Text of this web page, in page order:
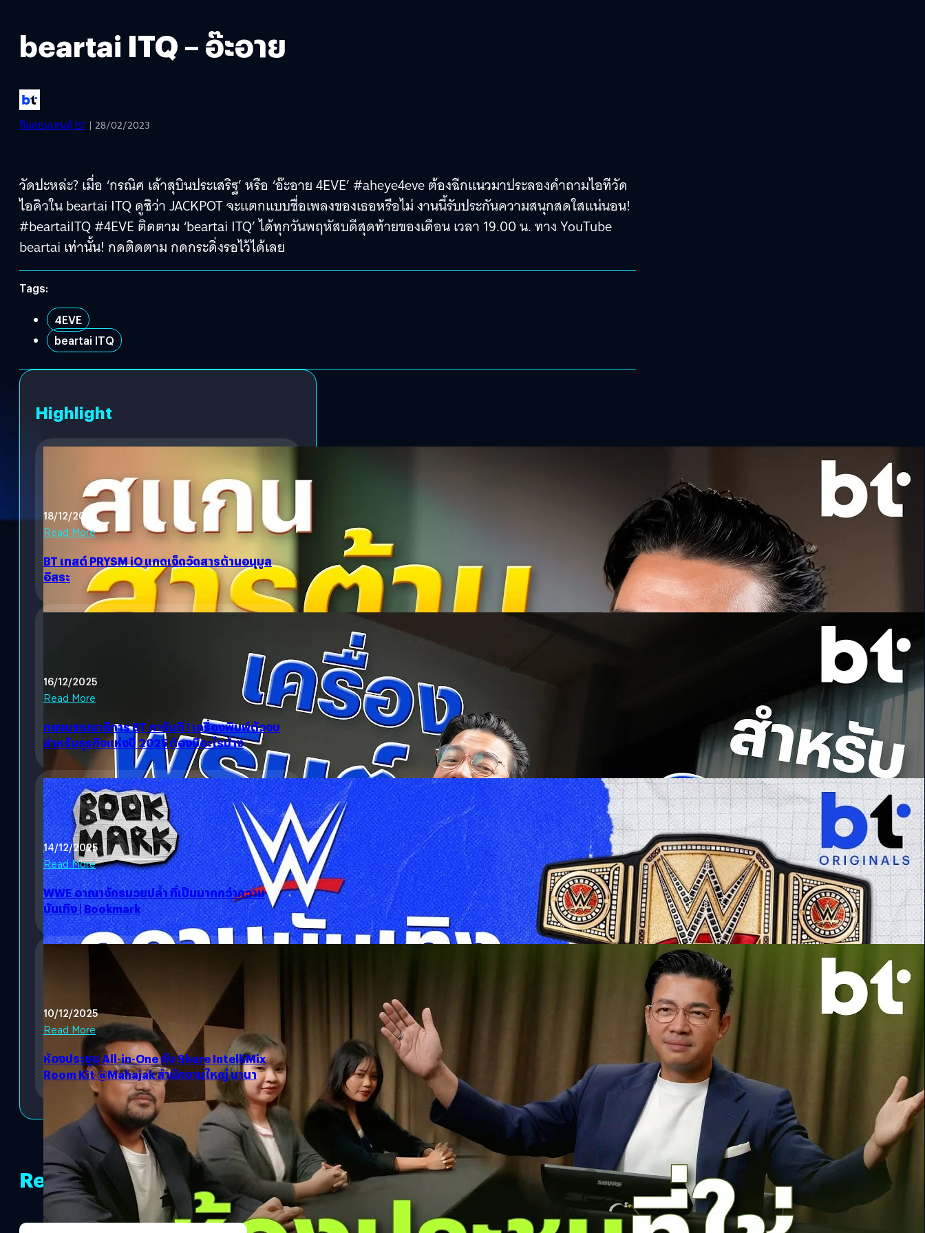
beartai ITQ – อ๊ะอาย
ทีมคอนเทนต์ BT | 28/02/2023
วัดปะหล่ะ? เมื่อ ‘กรณิศ เล้าสุบินประเสริฐ’ หรือ ‘อ๊ะอาย 4EVE’ #aheye4eve ต้องฉีกแนวมาประลองคำถามไอทีวัด
ไอคิวใน beartai ITQ ดูซิว่า JACKPOT จะแตกแบบชื่อเพลงของเธอหรือไม่ งานนี้รับประกันความสนุกสดใสแน่นอน!
#beartaiITQ #4EVE ติดตาม ‘beartai ITQ’ ได้ทุกวันพฤหัสบดีสุดท้ายของเดือน เวลา 19.00 น. ทาง YouTube
beartai เท่านั้น! กดติดตาม กดกระดิ่งรอไว้ได้เลย
Tags:
4EVE
beartai ITQ
Highlight
18/12/2025
Read More
BT เทสต์ PRYSM iO แกดเจ็ดวัดสารต้านอนุมูล
อิสระ
16/12/2025
Read More
กองบรรณาธิการ BT การันตี ! เครื่องพิมพ์ตัวจบ
สำหรับธุรกิจแห่งปี 2025 ต้องมีอะไรบ้าง
14/12/2025
Read More
WWE อาณาจักรมวยปล้ำ ที่เป็นมากกว่าความ
บันเทิง | Bookmark
10/12/2025
Read More
ห้องประชุม All-in-One กับ Shure IntelliMix
Room Kit @Mahajak สำนักงานใหญ่ นานา
Related Content